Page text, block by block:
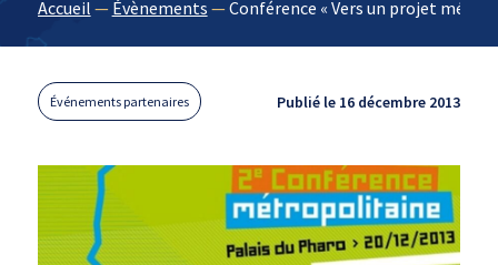
Accueil — Évènements —Conférence « Vers un projet
Événements partenaires Publié le 16 décembre 2013